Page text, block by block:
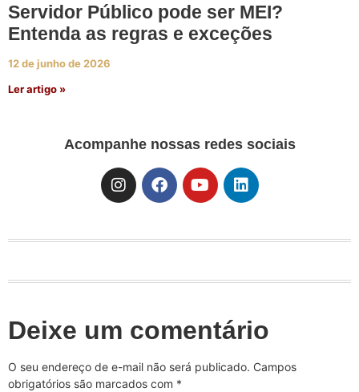
Servidor Público pode ser MEI?
Entenda as regras e exceções
12 de junho de 2026
Ler artigo »
Acompanhe nossas redes sociais
Deixe um comentário
O seu endereço de e-mail não será publicado. Campos
obrigatórios são marcados com *